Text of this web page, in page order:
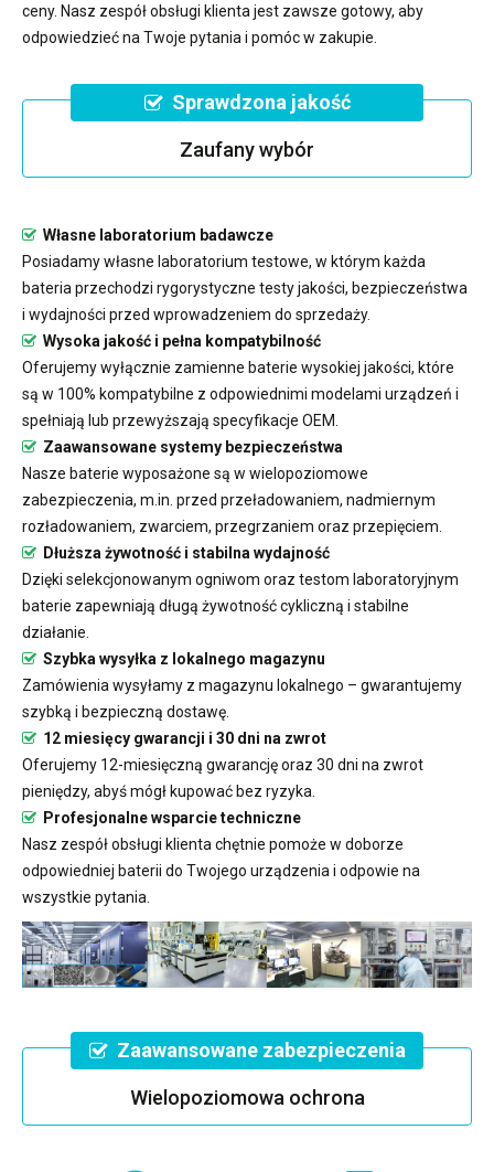
ceny. Nasz zespół obsługi klienta jest zawsze gotowy, aby
odpowiedzieć na Twoje pytania i pomóc w zakupie.
Sprawdzona jakość
Zaufany wybór
Własne laboratorium badawcze
Posiadamy własne laboratorium testowe, w którym każda
bateria przechodzi rygorystyczne testy jakości, bezpieczeństwa
i wydajności przed wprowadzeniem do sprzedaży.
Wysoka jakość i pełna kompatybilność
Oferujemy wyłącznie zamienne baterie wysokiej jakości, które
są w 100% kompatybilne z odpowiednimi modelami urządzeń i
spełniają lub przewyższają specyfikacje OEM.
Zaawansowane systemy bezpieczeństwa
Nasze baterie wyposażone są w wielopoziomowe
zabezpieczenia, m.in. przed przeładowaniem, nadmiernym
rozładowaniem, zwarciem, przegrzaniem oraz przepięciem.
Dłuższa żywotność i stabilna wydajność
Dzięki selekcjonowanym ogniwom oraz testom laboratoryjnym
baterie zapewniają długą żywotność cykliczną i stabilne
działanie.
Szybka wysyłka z lokalnego magazynu
Zamówienia wysyłamy z magazynu lokalnego – gwarantujemy
szybką i bezpieczną dostawę.
12 miesięcy gwarancji i 30 dni na zwrot
Oferujemy 12-miesięczną gwarancję oraz 30 dni na zwrot
pieniędzy, abyś mógł kupować bez ryzyka.
Profesjonalne wsparcie techniczne
Nasz zespół obsługi klienta chętnie pomoże w doborze
odpowiedniej baterii do Twojego urządzenia i odpowie na
wszystkie pytania.
Zaawansowane zabezpieczenia
Wielopoziomowa ochrona